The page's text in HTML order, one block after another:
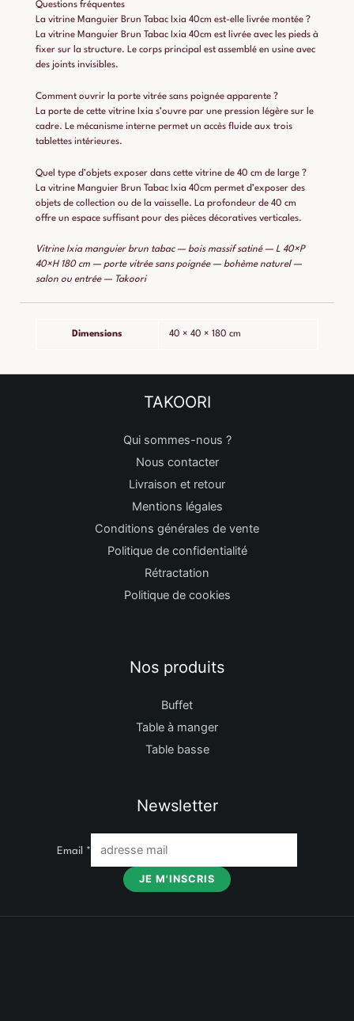
Questions fréquentes
La vitrine Manguier Brun Tabac Ixia 40cm est-elle livrée montée ?
La vitrine Manguier Brun Tabac Ixia 40cm est livrée avec les pieds à
fixer sur la structure. Le corps principal est assemblé en usine avec
des joints invisibles.
Comment ouvrir la porte vitrée sans poignée apparente ?
La porte de cette vitrine Ixia s’ouvre par une pression légère sur le
cadre. Le mécanisme interne permet un accès fluide aux trois
tablettes intérieures.
Quel type d’objets exposer dans cette vitrine de 40 cm de large ?
La vitrine Manguier Brun Tabac Ixia 40cm permet d’exposer des
objets de collection ou de la vaisselle. La profondeur de 40 cm
offre un espace suffisant pour des pièces décoratives verticales.
Vitrine Ixia manguier brun tabac — bois massif satiné — L 40×P
40×H 180 cm — porte vitrée sans poignée — bohème naturel —
salon ou entrée — Takoori
Dimensions 40 × 40 × 180 cm
TAKOORI
Qui sommes-nous ?
Nous contacter
Livraison et retour
Mentions légales
Conditions générales de vente
Politique de confidentialité
Rétractation
Politique de cookies
Nos produits
Buffet
Table à manger
Table basse
Newsletter
Email *
JE M'INSCRIS